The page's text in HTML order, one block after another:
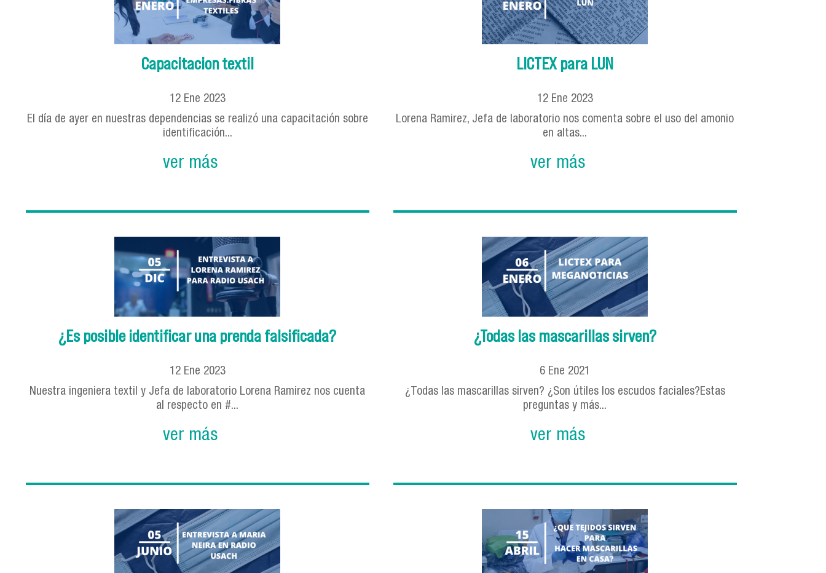
Capacitacion textil
12 Ene 2023
El día de ayer en nuestras dependencias se realizó una capacitación sobre
identificación...
ver más
LICTEX para LUN
12 Ene 2023
Lorena Ramirez, Jefa de laboratorio nos comenta sobre el uso del amonio
en altas...
ver más
¿Es posible identificar una prenda falsificada?
12 Ene 2023
Nuestra ingeniera textil y Jefa de laboratorio Lorena Ramirez nos cuenta
al respecto en #...
ver más
¿Todas las mascarillas sirven?
6 Ene 2021
¿Todas las mascarillas sirven? ¿Son útiles los escudos faciales?Estas
preguntas y más...
ver más